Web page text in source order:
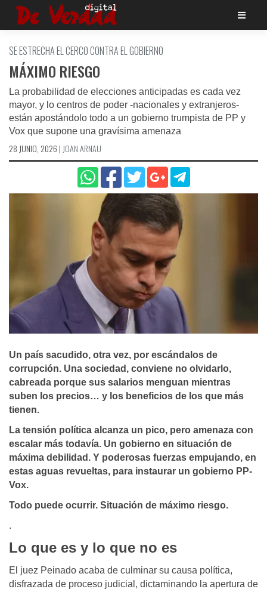
Saltar
SE ESTRECHA EL CERCO CONTRA EL GOBIERNO
MÁXIMO RIESGO
La probabilidad de elecciones anticipadas es cada vez
mayor, y lo centros de poder -nacionales y extranjeros-
están apostándolo todo a un gobierno trumpista de PP y
Vox que supone una gravísima amenaza
28 JUNIO, 2026 | JOAN ARNAU
Un país sacudido, otra vez, por escándalos de
corrupción. Una sociedad, conviene no olvidarlo,
cabreada porque sus salarios menguan mientras
suben los precios… y los beneficios de los que más
tienen.
La tensión política alcanza un pico, pero amenaza con
escalar más todavía. Un gobierno en situación de
máxima debilidad. Y poderosas fuerzas empujando, en
estas aguas revueltas, para instaurar un gobierno PP-
Vox.
Todo puede ocurrir. Situación de máximo riesgo.
.
Lo que es y lo que no es
El juez Peinado acaba de culminar su causa política,
disfrazada de proceso judicial, dictaminando la apertura de